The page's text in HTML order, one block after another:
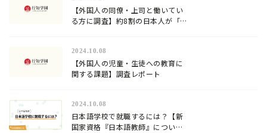
【外国人の同僚・上司と働いてい
る方に調査】約8割の日本人が「日
2024.10.08
【外国人の児童・生徒への教育に
関する課題】調査レポート
2024.10.08
日本語学校で就職するには？【新
国家資格『日本語教師』について